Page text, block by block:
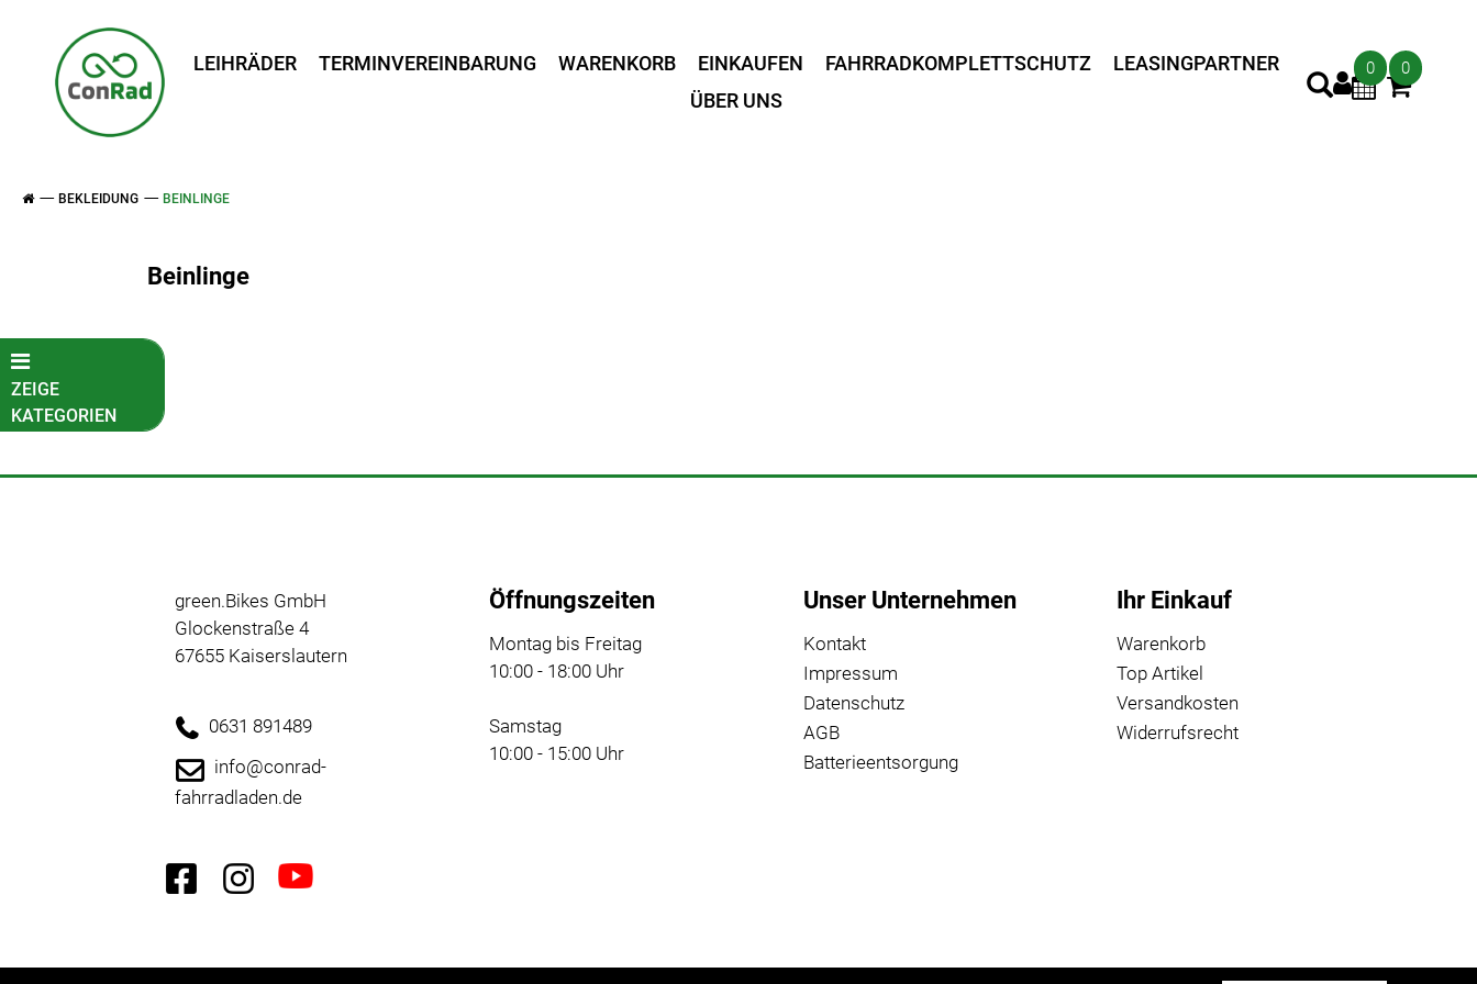
LEIHRÄDER TERMINVEREINBARUNG WARENKORB EINKAUFEN FAHRRADKOMPLETTSCHUTZ
LEASINGPARTNER
ÜBER UNS
0 0
BEKLEIDUNG BEINLINGE
ZEIGE
KATEGORIEN
Beinlinge
green.Bikes GmbH
Glockenstraße 4
67655 Kaiserslautern
0631 891489
info@conrad-
fahrradladen.de
Öffnungszeiten
Montag bis Freitag
10:00 - 18:00 Uhr
Samstag
10:00 - 15:00 Uhr
Unser Unternehmen
Kontakt
Impressum
Datenschutz
AGB
Batterieentsorgung
Ihr Einkauf
Warenkorb
Top Artikel
Versandkosten
Widerrufsrecht